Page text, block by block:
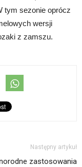
tym sezonie oprócz
wersji
z zamszu.
Następny artykuł
zastosowania